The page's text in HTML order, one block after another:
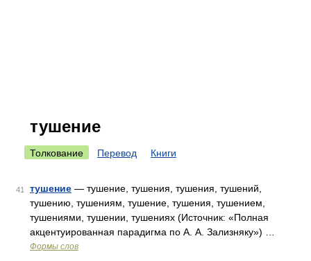
тушение
Толкование Перевод Книги
41 тушение — тушение, тушения, тушения, тушений,
тушению, тушениям, тушение, тушения, тушением,
тушениями, тушении, тушениях (Источник: «Полная
акцентуированная парадигма по А. А. Зализняку») …
Формы слов